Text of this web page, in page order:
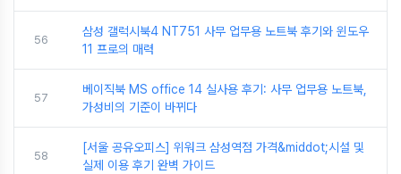
56
삼성 갤럭시북4 NT751 사무 업무용 노트북 후기와 윈도우
11 프로의 매력
57
베이직북 MS office 14 실사용 후기: 사무 업무용 노트북,
가성비의 기준이 바뀌다
58
[서울 공유오피스] 위워크 삼성역점 가격&middot;시설 및
실제 이용 후기 완벽 가이드